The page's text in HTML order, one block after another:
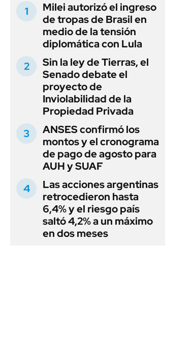
Milei autorizó el ingreso
de tropas de Brasil en
medio de la tensión
diplomática con Lula
Sin la ley de Tierras, el
Senado debate el
proyecto de
Inviolabilidad de la
Propiedad Privada
ANSES confirmó los
montos y el cronograma
de pago de agosto para
AUH y SUAF
Las acciones argentinas
retrocedieron hasta
6,4% y el riesgo país
saltó 4,2% a un máximo
en dos meses